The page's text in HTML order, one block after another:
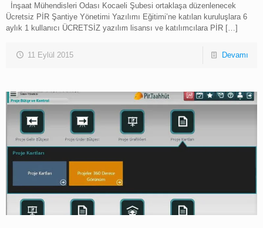
İnşaat Mühendisleri Odası Kocaeli Şubesi ortaklaşa düzenlenecek
Ücretsiz PİR Şantiye Yönetimi Yazılımı Eğitimi’ne katılan kuruluşlara 6
aylık 1 kullanıcı ÜCRETSİZ yazılım lisansı ve katılımcılara PİR […]
11 Eylül 2015 Devamı